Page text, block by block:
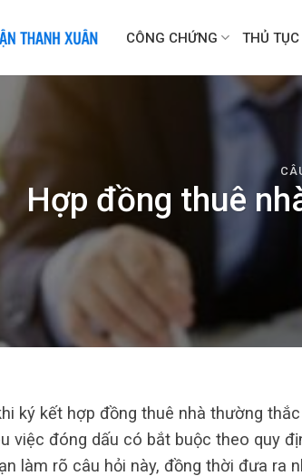
CÔNG CHỨNG THỦ
Hợp đồng thuê
ký kết hợp đồng thuê nhà thường
việc đóng dấu có bắt buộc theo quy
làm rõ câu hỏi này, đồng thời đưa ra